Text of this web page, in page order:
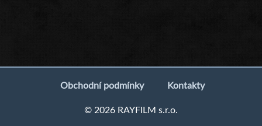
Obchodní podmínky Kontakty
© 2026 RAYFILM s.r.o.